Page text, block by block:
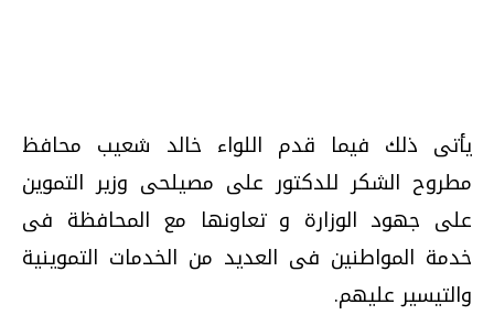
يأتى ذلك فيما قدم اللواء خالد شعيب محافظ
مطروح الشكر للدكتور على مصيلحى وزير التموين
على جهود الوزارة و تعاونها مع المحافظة فى
خدمة المواطنين فى العديد من الخدمات التموينية
والتيسير عليهم.